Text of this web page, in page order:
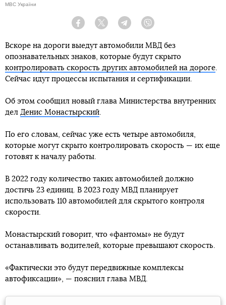
МВС України
Facebook Twitter Telegram
Вскоре на дороги выедут автомобили МВД без
опознавательных знаков, которые будут скрыто
контролировать скорость других автомобилей на дороге.
Сейчас идут процессы испытания и сертификации.
Об этом сообщил новый глава Министерства внутренних
дел Денис Монастырский.
По его словам, сейчас уже есть четыре автомобиля,
которые могут скрыто контролировать скорость — их еще
готовят к началу работы.
В 2022 году количество таких автомобилей должно
достичь 23 единиц. В 2023 году МВД планирует
использовать 110 автомобилей для скрытого контроля
скорости.
Монастырский говорит, что «фантомы» не будут
останавливать водителей, которые превышают скорость.
«Фактически это будут передвижные комплексы
автофиксации», — пояснил глава МВД.